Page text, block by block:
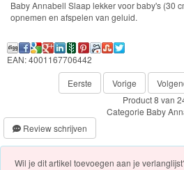
PJ
Masks
Super
Frozen
Paw
Baby Annabell Slaap lekker voor baby's (30
opnemen en afspelen van geluid.
EAN: 4001167706442
Eerste
Vorige
Product 8 van
Categorie Baby
Review schrijven
Wil je dit artikel toevoegen aan je